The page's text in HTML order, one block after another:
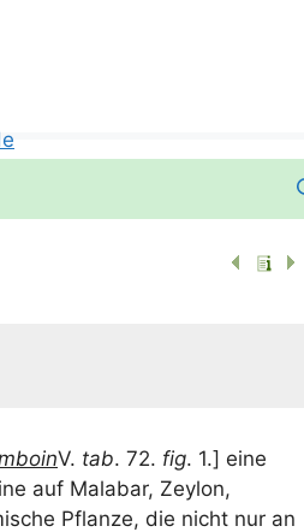
V. tab. 72. fig. 1.] eine
auf Mala­bar, Zey­lon,
Pflan­ze, die nicht nur an